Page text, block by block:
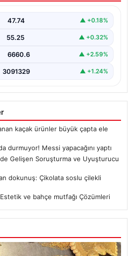
47.74 ▲ +0.18%
55.25 ▲ +0.32%
6660.6 ▲ +2.59%
3091329 ▲ +1.24%
kaçak ürünler büyük çapta ele
durmuyor! Messi yapacağını yaptı
Gelişen Soruşturma ve Uyuşturucu
dokunuş: Çikolata soslu çilekli
ve bahçe mutfağı Çözümleri